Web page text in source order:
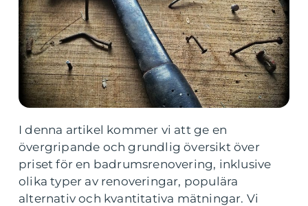
I denna artikel kommer vi att ge en
övergripande och grundlig översikt över
priset för en badrumsrenovering, inklusive
olika typer av renoveringar, populära
alternativ och kvantitativa mätningar. Vi